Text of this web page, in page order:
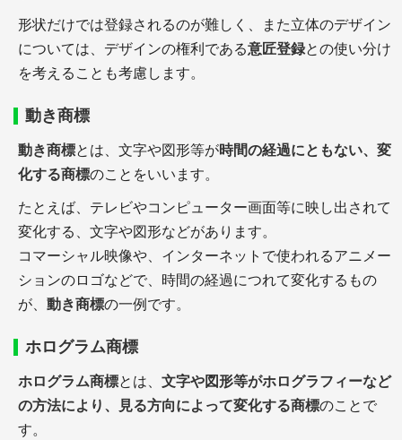
形状だけでは登録されるのが難しく、また立体のデザイン
については、デザインの権利である意匠登録との使い分け
を考えることも考慮します。
動き商標
動き商標とは、文字や図形等が時間の経過にともない、変
化する商標のことをいいます。
たとえば、テレビやコンピューター画面等に映し出されて
変化する、文字や図形などがあります。
コマーシャル映像や、インターネットで使われるアニメー
ションのロゴなどで、時間の経過につれて変化するもの
が、 動き商標の一例です。
ホログラム商標
ホログラム商標とは、 文字や図形等がホログラフィーなど
の方法により、見る方向によって変化する商標のことで
す。